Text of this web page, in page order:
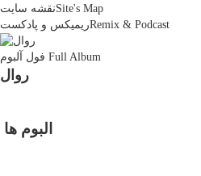
نقشه سایتSite's Map
ریمیکس و پادکستRemix & Podcast
Full Album
روال
البوم ها